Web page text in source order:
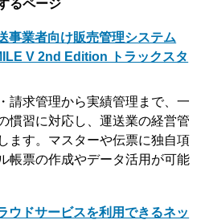
るページ
事業者向け販売管理システム
V 2nd Edition トラックスタ
請求管理から実績管理まで、一
慣習に対応し、運送業の経営管
ます。マスターや伝票に独自項
帳票の作成やデータ活用が可能
ウドサービスを利用できるネッ